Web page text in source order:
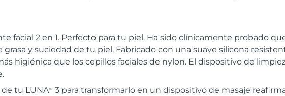
facial 2 en 1. Perfecto para tu piel. Ha sido clínicamente probado
grasa y suciedad de tu piel. Fabricado con una suave silicona
higiénica que los cepillos faciales de nylon. El dispositivo de
tu LUNATM
3 para transformarlo en un dispositivo de masaje